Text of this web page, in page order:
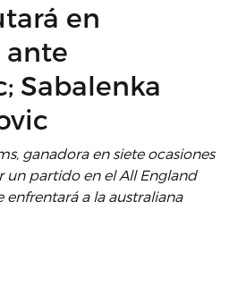
en
Sabalenka
ganadora en siete ocasiones
un partido en el All England
enfrentará a la australiana